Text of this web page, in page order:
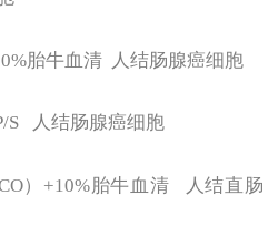
胎牛血清 人结肠腺癌细胞
S 人结肠腺癌细胞
）+10%胎牛血清 人结直肠